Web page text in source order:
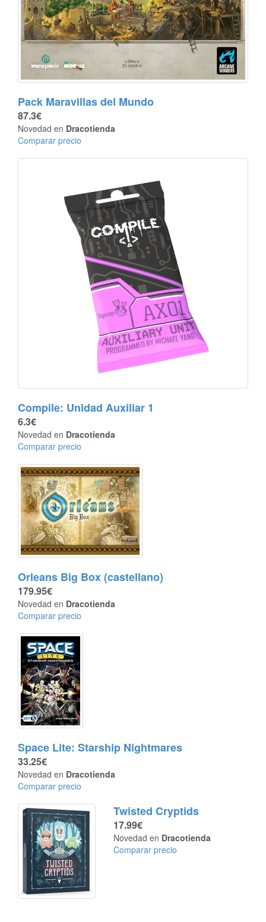
Pack Maravillas del Mundo
87.3€
Novedad en Dracotienda
Comparar precio
Compile: Unidad Auxiliar 1
6.3€
Novedad en Dracotienda
Comparar precio
Orleans Big Box (castellano)
179.95€
Novedad en Dracotienda
Comparar precio
Space Lite: Starship Nightmares
33.25€
Novedad en Dracotienda
Comparar precio
Twisted Cryptids
17.99€
Novedad en Dracotienda
Comparar precio